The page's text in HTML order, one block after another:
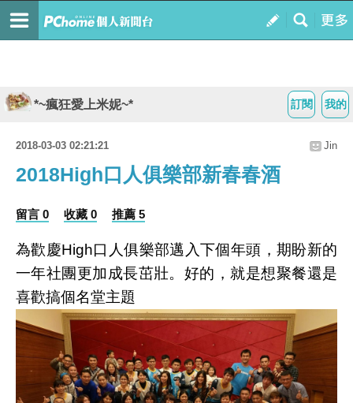
我的
訂閱
*~瘋狂愛上米妮~*
2018-03-03 02:21:21 Jin
2018High口人俱樂部新春春酒
留言 0 收藏 0 推薦 5
為歡慶High口人俱樂部邁入下個年頭，期盼新的
一年社團更加成長茁壯。好的，就是想聚餐還是
喜歡搞個名堂主題